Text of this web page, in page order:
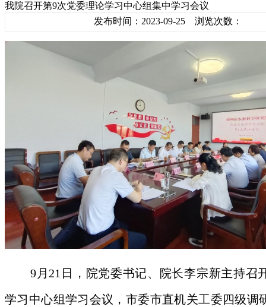
我院召开第9次党委理论学习中心组集中学习会议
发布时间：2023-09-25 浏览次数：
9月21日，院党委书记、院长李宗新主持召
学习中心组学习会议，市委市直机关工委四级调